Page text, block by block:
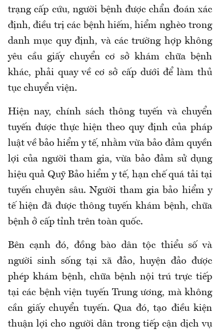
trạng cấp cứu, người bệnh được chẩn đoán xác
định, điều trị các bệnh hiếm, hiểm nghèo trong
danh mục quy định, và các trường hợp không
yêu cầu giấy chuyển cơ sở khám chữa bệnh
khác, phải quay về cơ sở cấp dưới để làm thủ
tục chuyển viện.
Hiện nay, chính sách thông tuyến và chuyển
tuyến được thực hiện theo quy định của pháp
luật về bảo hiểm y tế, nhằm vừa bảo đảm quyền
lợi của người tham gia, vừa bảo đảm sử dụng
hiệu quả Quỹ Bảo hiểm y tế, hạn chế quá tải tại
tuyến chuyên sâu. Người tham gia bảo hiểm y
tế hiện đã được thông tuyến khám bệnh, chữa
bệnh ở cấp tỉnh trên toàn quốc.
Bên cạnh đó, đồng bào dân tộc thiểu số và
người sinh sống tại xã đảo, huyện đảo được
phép khám bệnh, chữa bệnh nội trú trực tiếp
tại các bệnh viện tuyến Trung ương, mà không
cần giấy chuyển tuyến. Qua đó, tạo điều kiện
thuận lợi cho người dân trong tiếp cận dịch vụ